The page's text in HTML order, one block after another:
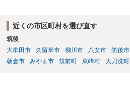
近くの市区町村を選び直す
筑後
大牟田市
久留米市 柳川市 八女市 筑後市
朝倉市
みやま市 筑前町 東峰村 大刀洗町